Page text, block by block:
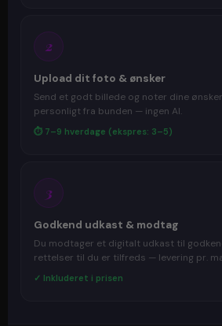
2
Upload dit foto & ønsker
Send et godt billede og noter dine
personligt fra bunden — ingen AI.
⏱ 7–9 hverdage (ekspres: 3–5)
3
Godkend udkast & modtag
Du modtager et digitalt udkast til
rettelser til du er tilfreds — levering pr.
✓ Inkluderet i prisen